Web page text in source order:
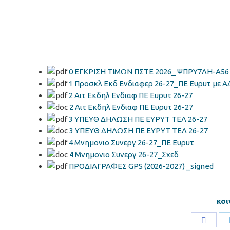
0 ΕΓΚΡΙΣΗ ΤΙΜΩΝ ΠΣΤΕ 2026_ ΨΠΡΥ7ΛΗ-Α56
1 Προσκλ Εκδ Ενδιαφερ 26-27_ΠΕ Ευρυτ με
2 Αιτ Εκδηλ Ενδιαφ ΠΕ Ευρυτ 26-27
2 Αιτ Εκδηλ Ενδιαφ ΠΕ Ευρυτ 26-27
3 ΥΠΕΥΘ ΔΗΛΩΣΗ ΠΕ ΕΥΡΥΤ ΤΕΛ 26-27
3 ΥΠΕΥΘ ΔΗΛΩΣΗ ΠΕ ΕΥΡΥΤ ΤΕΛ 26-27
4 Μνημονιο Συνεργ 26-27_ΠΕ Ευρυτ
4 Μνημονιο Συνεργ 26-27_Σχεδ
ΠΡΟΔΙΑΓΡΑΦΕΣ GPS (2026-2027) _signed